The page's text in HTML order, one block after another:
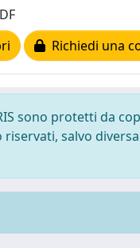
Richiedi una
sono protetti da
salvo diversa